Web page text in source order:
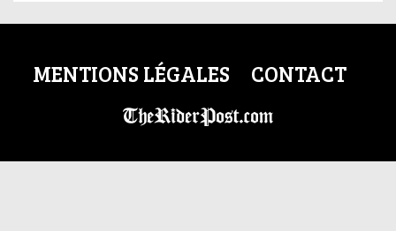
MENTIONS LÉGALES CONTACT